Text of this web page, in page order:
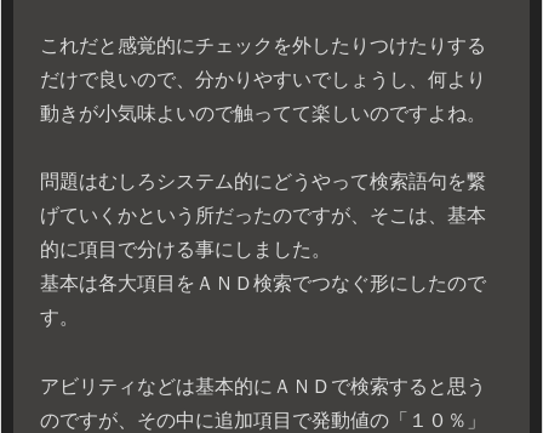
これだと感覚的にチェックを外したりつけたりする
だけで良いので、分かりやすいでしょうし、何より
動きが小気味よいので触ってて楽しいのですよね。
問題はむしろシステム的にどうやって検索語句を繋
げていくかという所だったのですが、そこは、基本
的に項目で分ける事にしました。
基本は各大項目をＡＮＤ検索でつなぐ形にしたので
す。
アビリティなどは基本的にＡＮＤで検索すると思う
のですが、その中に追加項目で発動値の「１０％」